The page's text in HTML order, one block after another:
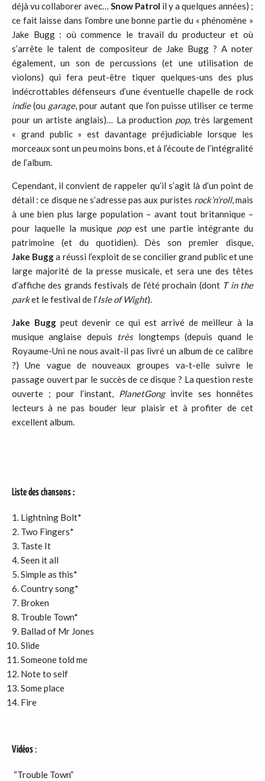
déjà vu collaborer avec… Snow Patrol il y a quelques années) ;
ce fait laisse dans l’ombre une bonne partie du « phénomène »
Jake Bugg : où commence le travail du producteur et où
s’arrête le talent de compositeur de Jake Bugg ? A noter
également, un son de percussions (et une utilisation de
violons) qui fera peut-être tiquer quelques-uns des plus
indécrottables défenseurs d’une éventuelle chapelle de rock
indie(ou garage, pour autant que l’on puisse utiliser ce terme
pour un artiste anglais)… La production pop, très largement
« grand public » est davantage préjudiciable lorsque les
morceaux sont un peu moins bons, et à l’écoute de l’intégralité
de l’album.
Cependant, il convient de rappeler qu’il s’agit là d’un point de
détail : ce disque ne s’adresse pas aux puristes rock’n’roll, mais
à une bien plus large population – avant tout britannique –
pour laquelle la musique popest une partie intégrante du
patrimoine (et du quotidien). Dès son premier disque,
Jake Bugga réussi l’exploit de se concilier grand public et une
large majorité de la presse musicale, et sera une des têtes
d’affiche des grands festivals de l’été prochain (dont T in the
parket le festival de l’Isle of Wight).
Jake Buggpeut devenir ce qui est arrivé de meilleur à la
musique anglaise depuis trèslongtemps (depuis quand le
Royaume-Uni ne nous avait-il pas livré un album de ce calibre
?) Une vague de nouveaux groupes va-t-elle suivre le
passage ouvert par le succès de ce disque ? La question reste
ouverte ; pour l’instant, PlanetGonginvite ses honnêtes
lecteurs à ne pas bouder leur plaisir et à profiter de cet
excellent album.
Liste des chansons :
Lightning Bolt*
Two Fingers*
Taste It
Seen it all
Simple as this*
Country song*
Broken
Trouble Town*
Ballad of Mr Jones
Slide
Someone told me
Note to self
Some place
Fire
Vidéos:
“Trouble Town”